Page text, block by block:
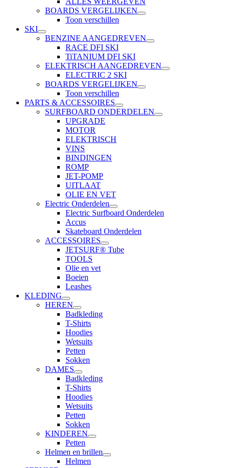
BOARDS VERGELIJKEN
Toon verschillen
SKI
BENZINE AANGEDREVEN
RACE DFI SKI
TiTANIUM DFI SKI
ELEKTRISCH AANGEDREVEN
ELECTRIC 2 SKI
BOARDS VERGELIJKEN
Toon verschillen
PARTS & ACCESSOIRES
SURFBOARD ONDERDELEN
UPGRADE
MOTOR
ELEKTRISCH
VINS
BINDINGEN
ROMP
JET-POMP
UITLAAT
OLIE EN VET
Electric Onderdelen
Electric Surfboard Onderdelen
Accus
Skateboard Onderdelen
ACCESSOIRES
JETSURF® Tube
TOOLS
Olie en vet
Boeien
Leashes
KLEDING
HEREN
Badkleding
T-Shirts
Hoodies
Wetsuits
Petten
Sokken
DAMES
Badkleding
T-Shirts
Hoodies
Wetsuits
Petten
Sokken
KINDEREN
Petten
Helmen en brillen
Helmen